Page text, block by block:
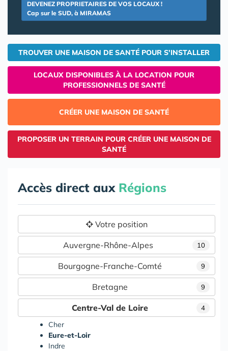
DEVENEZ PROPRIETAIRES DE VOS LOCAUX !
Cap sur le SUD, à MIRAMAS
TROUVER UNE MAISON DE SANTÉ POUR S'INSTALLER
LOCAUX DISPONIBLES À LA LOCATION POUR
PROFESSIONNELS DE SANTÉ
CRÉER UNE MAISON DE SANTÉ
PROPOSER UN TERRAIN POUR CRÉER UNE MAISON DE
SANTÉ
Accès direct aux Régions
Votre position
10
Auvergne-Rhône-Alpes
9
Bourgogne-Franche-Comté
9
Bretagne
4
Centre-Val de Loire
Cher
Eure-et-Loir
Indre